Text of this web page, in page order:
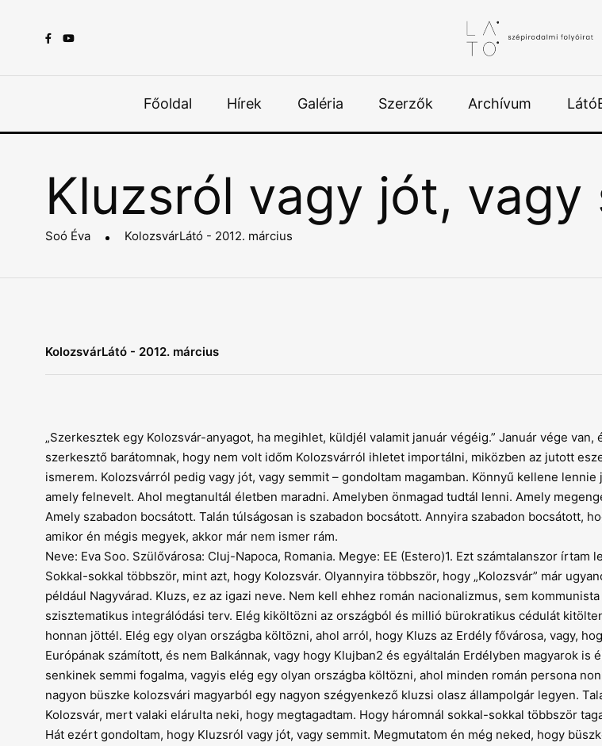
Főoldal Hírek Galéria Szerzők Archívum
Kluzsról vagy jót, vagy
Soó Éva KolozsvárLátó - 2012. március
KolozsvárLátó - 2012. március
„Szerkesztek egy Kolozsvár-anyagot, ha megihlet, küldjél valamit január végéig.” Január vége van,
szerkesztő barátomnak, hogy nem volt időm Kolozsvárról ihletet importálni, miközben az jutott
ismerem. Kolozsvárról pedig vagy jót, vagy semmit – gondoltam magamban. Könnyű kellene
amely felnevelt. Ahol megtanultál életben maradni. Amelyben önmagad tudtál lenni. Amely
Amely szabadon bocsátott. Talán túlságosan is szabadon bocsátott. Annyira szabadon bocsátott,
amikor én mégis megyek, akkor már nem ismer rám.
Neve: Eva Soo. Szülővárosa: Cluj-Napoca, Romania. Megye: EE (Estero)1. Ezt számtalanszor írtam
Sokkal-sokkal többször, mint azt, hogy Kolozsvár. Olyannyira többször, hogy „Kolozsvár” már
például Nagyvárad. Kluzs, ez az igazi neve. Nem kell ehhez román nacionalizmus, sem
szisztematikus integrálódási terv. Elég kiköltözni az országból és millió bürokratikus cédulát
honnan jöttél. Elég egy olyan országba költözni, ahol arról, hogy Kluzs az Erdély fővárosa, vagy,
Európának számított, és nem Balkánnak, vagy hogy Klujban2 és egyáltalán Erdélyben magyarok is
senkinek semmi fogalma, vagyis elég egy olyan országba költözni, ahol minden román persona
nagyon büszke kolozsvári magyarból egy nagyon szégyenkező kluzsi olasz állampolgár legyen.
Kolozsvár, mert valaki elárulta neki, hogy megtagadtam. Hogy háromnál sokkal-sokkal többször
Hát ezért gondoltam, hogy Kluzsról vagy jót, vagy semmit. Megmutatom én még neked, hogy